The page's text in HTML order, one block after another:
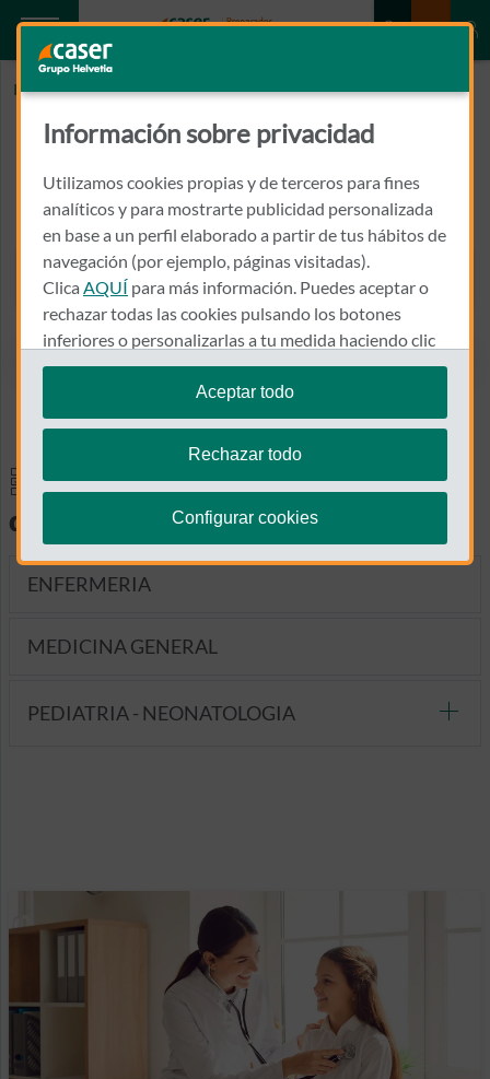
Inicio CLINICA MEDICA ALFAFAR
CLINICA MEDICA ALFAFAR
46910 - ALFAFAR
963 765 468
Llamar a CLINICA MEDICA
Ver el mapa en Google Maps
Especialidades y pruebas
diagnósticas
ENFERMERIA
MEDICINA GENERAL
PEDIATRIA - NEONATOLOGIA
Información sobre privacidad
Utilizamos cookies propias y de terceros para fines
analíticos y para mostrarte publicidad personalizada
en base a un perfil elaborado a partir de tus hábitos de
navegación (por ejemplo, páginas visitadas).
Clica AQUÍ para más información. Puedes aceptar o
rechazar todas las cookies pulsando los botones
inferiores o personalizarlas a tu medida haciendo clic
en"configurar cookies".
Te recordamos que puedes modificar tus ajustes de
cookies en cualquier momento en la sección
Aceptar todo
Rechazar todo
Configurar cookies